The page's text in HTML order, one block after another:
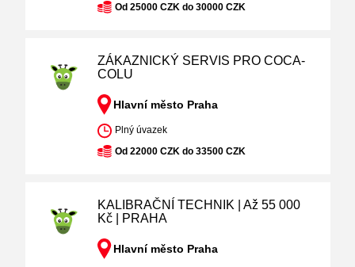
Od 25000 CZK do 30000 CZK
ZÁKAZNICKÝ SERVIS PRO COCA-
COLU
Hlavní město Praha
Plný úvazek
Od 22000 CZK do 33500 CZK
KALIBRAČNÍ TECHNIK | Až 55 000
Kč | PRAHA
Hlavní město Praha